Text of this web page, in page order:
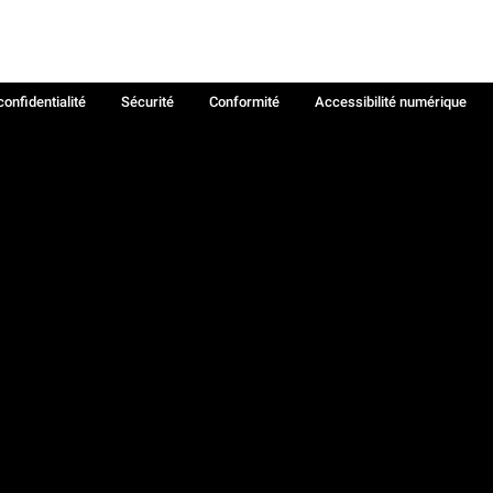
Sécurité Conformité
Accessibilité numérique